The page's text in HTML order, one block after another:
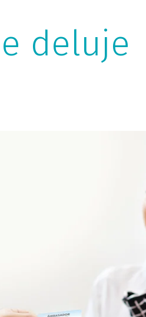
deluje
vaša zvesta